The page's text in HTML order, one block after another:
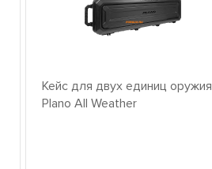
Кейс для двух единиц оружия
Plano All Weather